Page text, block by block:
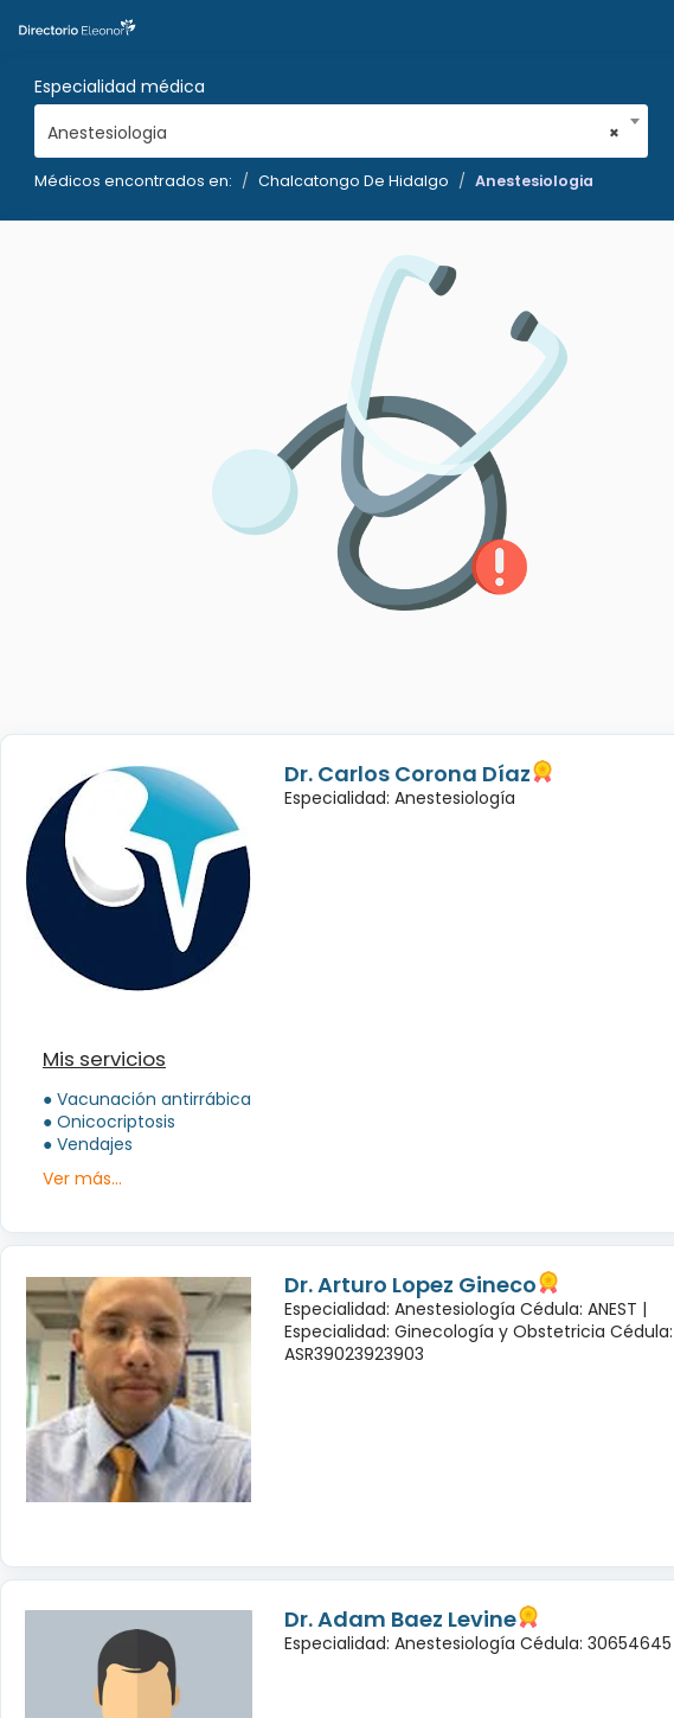
Especialidad médica
×
Anestesiologia
Médicos encontrados en: Chalcatongo De Hidalgo Anestesiologia
Dr. Carlos Corona Díaz
Especialidad: Anestesiología
Mis servicios
● Vacunación antirrábica
● Onicocriptosis
● Vendajes
Ver más...
Dr. Arturo Lopez Gineco
Especialidad: Anestesiología Cédula: ANEST |
Especialidad: Ginecología y Obstetricia Cédula:
ASR39023923903
Dr. Adam Baez Levine
Especialidad: Anestesiología Cédula: 30654645